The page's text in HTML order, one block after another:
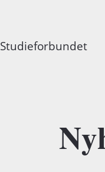
Studieforbundet